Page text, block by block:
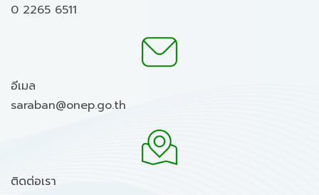
0 2265 6511
อีเมล
saraban@onep.go.th
ติดต่อเรา